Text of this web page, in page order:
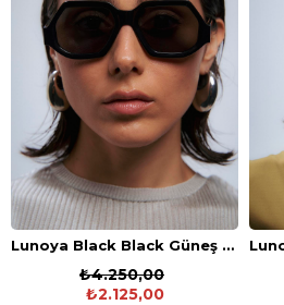
Lunoya Black Black Güneş Gözlüğü
₺2.125,00
₺4.250,00